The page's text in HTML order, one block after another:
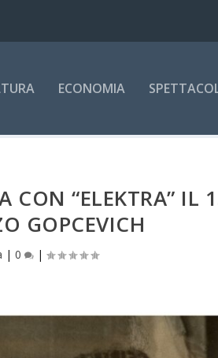
ECONOMIA
CON “ELEKTRA” IL
GOPCEVICH
|0 |